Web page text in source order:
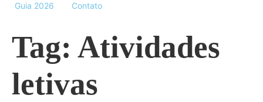
Guia 2026 Contato
Tag: Atividades
letivas